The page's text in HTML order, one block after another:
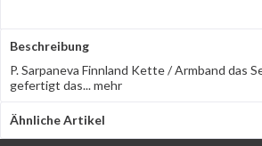
Beschreibung
P. Sarpaneva Finnland Kette / Armband das
gefertigt das...mehr
Ähnliche Artikel